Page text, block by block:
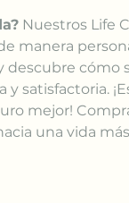
Nuestros Life
manera
cómo
satisfactoria.
mejor!
una vida